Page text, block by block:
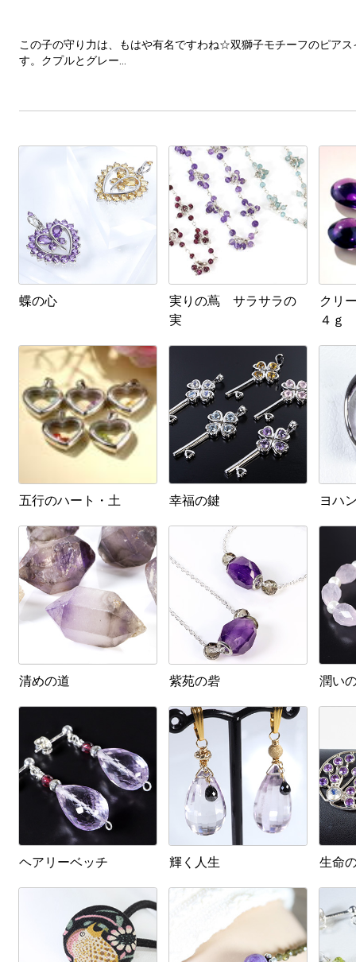
この子の守り力は、もはや有名ですわね☆双獅子モチーフのピア
す。クプルとグレー...
蝶の心
実りの蔦 サラサラの
実
クリ
４ｇ
五行のハート・土 幸福の鍵 ヨハ
清めの道 紫苑の砦 潤い
ヘアリーベッチ 輝く人生 生命